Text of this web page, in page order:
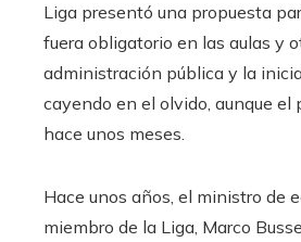
Liga presentó una propuesta
fuera obligatorio en las aulas y
administración pública y la
cayendo en el olvido, aunque el
hace unos meses.
Hace unos años, el ministro de
miembro de la Liga, Marco